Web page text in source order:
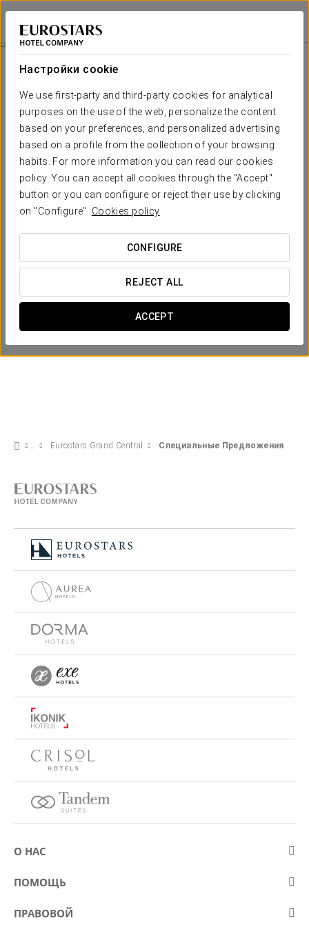
Настройки cookie
We use first-party and third-party cookies for analytical
purposes on the use of the web, personalize the content
based on your preferences, and personalized advertising
based on a profile from the collection of your browsing
habits. For more information you can read our cookies
policy. You can accept all cookies through the "Accept"
button or you can configure or reject their use by clicking
on "Configure". Cookies policy
CONFIGURE
REJECT ALL
ACCEPT
Eurostars Grand Central
МЮНХЕН
Специальные Предложения
Специальные Предложения
Pомантический опыт
30 €
ПОСМОТРЕТЬ ПРЕДЛОЖЕНИЕ
Eurostars Grand Central Специальные Предложения
О НАС
О компании Eurostars Hotel Company
Kонкурсы
ПОМОЩЬ
Контакт
ПРАВОВОЙ